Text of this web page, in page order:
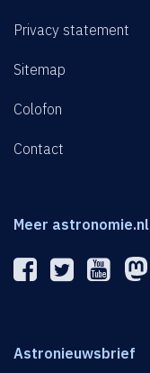
Privacy statement
Sitemap
Colofon
Contact
Meer astronomie.nl
Astronieuwsbrief